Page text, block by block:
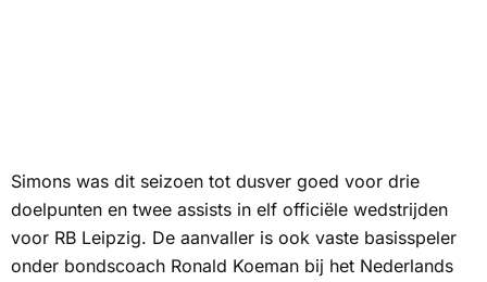
Simons was dit seizoen tot dusver goed voor drie
doelpunten en twee assists in elf officiële wedstrijden
voor RB Leipzig. De aanvaller is ook vaste basisspeler
onder bondscoach Ronald Koeman bij het Nederlands